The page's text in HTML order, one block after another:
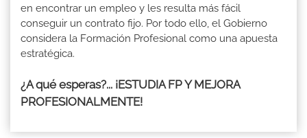
en encontrar un empleo y les resulta más fácil
conseguir un contrato fijo. Por todo ello, el Gobierno
considera la Formación Profesional como una apuesta
estratégica.
¿A qué esperas?... ¡ESTUDIA FP Y MEJORA
PROFESIONALMENTE!